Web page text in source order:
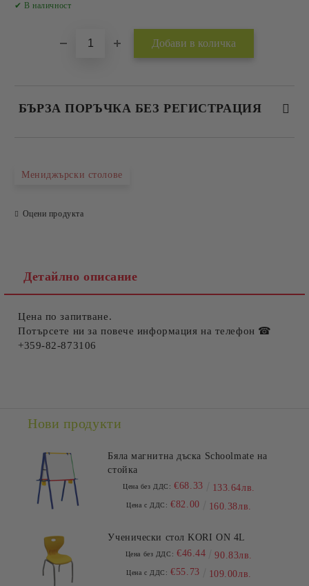
✔ В наличност
БЪРЗА ПОРЪЧКА БЕЗ РЕГИСТРАЦИЯ
Съгласен съм с
Мениджърски столове
Оцени продукта
Детайлно описание
Цена по запитване.
Потърсете ни за повече информация на телефон ☎
+359-82-873106
Нови продукти
Бяла магнитна дъска Schoolmate на
стойка
Цена без ДДС: €68.33 133.64лв.
Цена с ДДС: €82.00 160.38лв.
Ученически стол KORI ON 4L
Цена без ДДС: €46.44 90.83лв.
Цена с ДДС: €55.73 109.00лв.